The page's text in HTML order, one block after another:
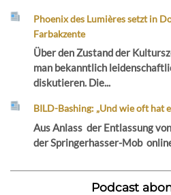
Phoenix des Lumières setzt in
Farbakzente
Über den Zustand der
man bekanntlich
diskutieren. Die...
BILD-Bashing: „Und wie oft hat
Aus Anlass der Entlassung
der Springerhasser-Mob
Podcast